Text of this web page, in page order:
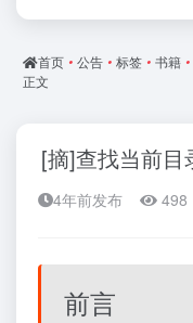
首页 • 公告 • 标签 • 书籍 •
正文
[摘]查找当前目
4年前发布 498
前言